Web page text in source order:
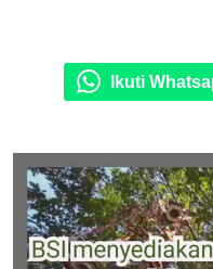
Ikuti